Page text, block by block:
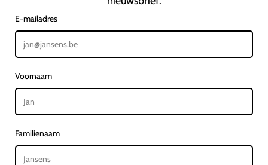
E-mailadres
Voornaam
Familienaam